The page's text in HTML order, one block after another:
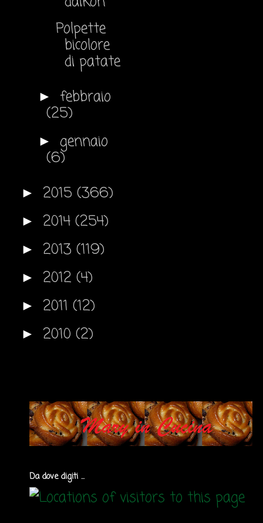
Polpette
bicolore
di patate
► febbraio
(25)
► gennaio
(6)
► 2015 (366)
► 2014 (254)
► 2013 (119)
► 2012 (4)
► 2011 (12)
► 2010 (2)
Da dove digiti ...